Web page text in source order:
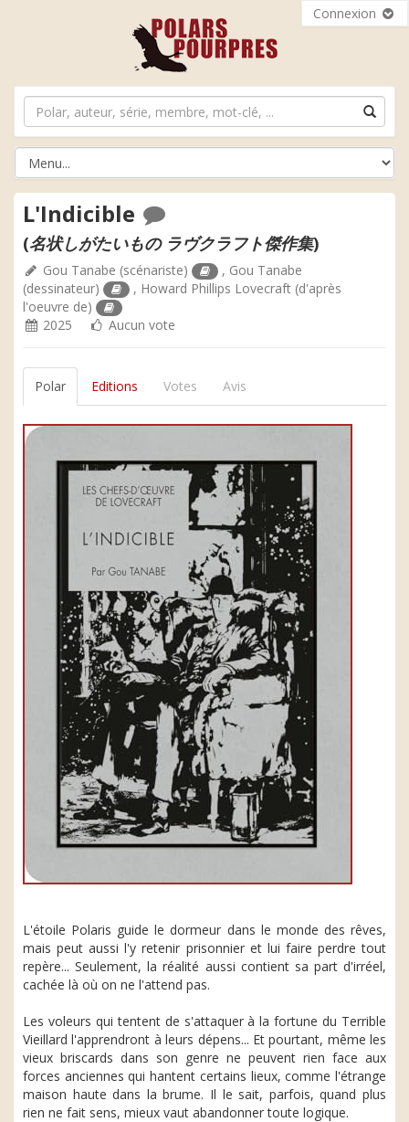
Connexion
L'Indicible
(名状しがたいもの ラヴクラフト傑作集)
Gou Tanabe (scénariste) , Gou Tanabe
(dessinateur)
, Howard Phillips Lovecraft (d'après
l'oeuvre de)
2025
Aucun vote
Polar Editions Votes Avis
L'étoile Polaris guide le dormeur dans le monde des rêves,
mais peut aussi l'y retenir prisonnier et lui faire perdre tout
repère... Seulement, la réalité aussi contient sa part d'irréel,
cachée là où on ne l'attend pas.
Les voleurs qui tentent de s'attaquer à la fortune du Terrible
Vieillard l'apprendront à leurs dépens... Et pourtant, même les
vieux briscards dans son genre ne peuvent rien face aux
forces anciennes qui hantent certains lieux, comme l'étrange
maison haute dans la brume. Il le sait, parfois, quand plus
rien ne fait sens, mieux vaut abandonner toute logique.